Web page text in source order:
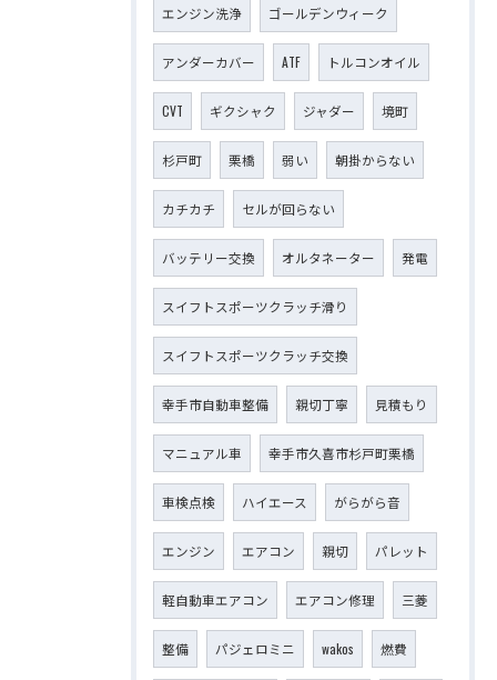
エンジン洗浄 ゴールデンウィーク
アンダーカバー ATF トルコンオイル
CVT ギクシャク ジャダー 境町
杉戸町 栗橋 弱い 朝掛からない
カチカチ セルが回らない
バッテリー交換 オルタネーター 発電
スイフトスポーツクラッチ滑り
スイフトスポーツクラッチ交換
幸手市自動車整備 親切丁寧 見積もり
マニュアル車 幸手市久喜市杉戸町栗橋
車検点検 ハイエース がらがら音
エンジン エアコン 親切 パレット
軽自動車エアコン エアコン修理 三菱
整備 パジェロミニ wakos 燃費